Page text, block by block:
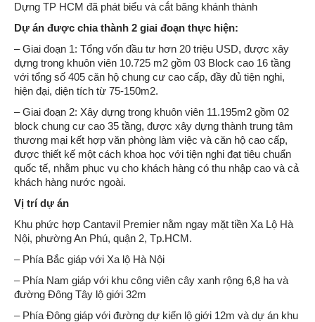
Dựng TP HCM đã phát biểu và cắt băng khánh thành
Dự án được chia thành 2 giai đoạn thực hiện:
– Giai đoạn 1: Tổng vốn đầu tư hơn 20 triệu USD, được xây
dựng trong khuôn viên 10.725 m2 gồm 03 Block cao 16 tầng
với tổng số 405 căn hộ chung cư cao cấp, đầy đủ tiện nghi,
hiện đại, diện tích từ 75-150m2.
– Giai đoạn 2: Xây dựng trong khuôn viên 11.195m2 gồm 02
block chung cư cao 35 tầng, được xây dựng thành trung tâm
thương mại kết hợp văn phòng làm việc và căn hộ cao cấp,
được thiết kế một cách khoa học với tiện nghi đạt tiêu chuẩn
quốc tế, nhằm phục vụ cho khách hàng có thu nhập cao và cả
khách hàng nước ngoài.
Vị trí dự án
Khu phức hợp Cantavil Premier nằm ngay mặt tiền Xa Lộ Hà
Nội, phường An Phú, quận 2, Tp.HCM.
– Phía Bắc giáp với Xa lộ Hà Nội
– Phía Nam giáp với khu công viên cây xanh rộng 6,8 ha và
đường Đông Tây lộ giới 32m
– Phía Đông giáp với đường dự kiến lộ giới 12m và dự án khu